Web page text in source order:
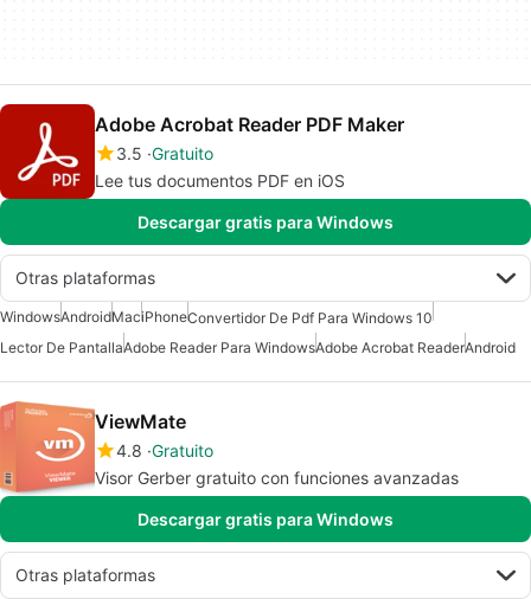
Adobe Acrobat Reader PDF Maker
3.5 Gratuito
Lee tus documentos PDF en iOS
Descargar gratis para Windows
Otras plataformas
WindowsAndroidMaciPhoneConvertidor De Pdf Para Windows 10
Lector De PantallaAdobe Reader Para WindowsAdobe Acrobat ReaderAndroid
ViewMate
4.8 Gratuito
Visor Gerber gratuito con funciones avanzadas
Descargar gratis para Windows
Otras plataformas